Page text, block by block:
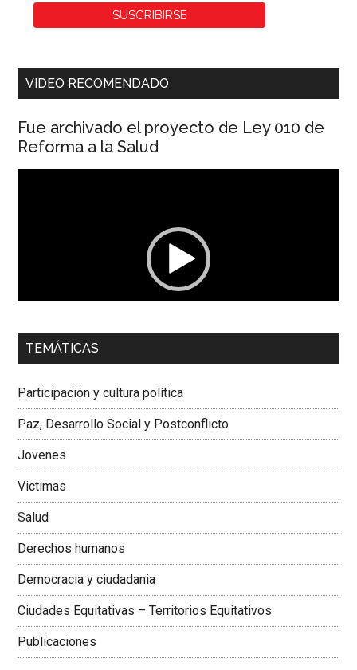
VIDEO RECOMENDADO
Fue archivado el proyecto de Ley 010 de
Reforma a la Salud
00:00 01:04
Dra. Carolina Corcho Mejía,Presidenta Corporación
Colombiana
TEMÁTICAS
Participación y cultura política
Paz, Desarrollo Social y Postconflicto
Jovenes
Victimas
Salud
Derechos humanos
Democracia y ciudadania
Ciudades Equitativas – Territorios Equitativos
Publicaciones